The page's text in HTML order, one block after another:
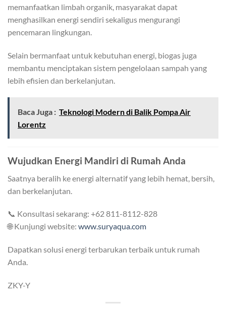
memanfaatkan limbah organik, masyarakat dapat
menghasilkan energi sendiri sekaligus mengurangi
pencemaran lingkungan.
Selain bermanfaat untuk kebutuhan energi, biogas juga
membantu menciptakan sistem pengelolaan sampah yang
lebih efisien dan berkelanjutan.
Baca Juga : Teknologi Modern di Balik Pompa Air
Lorentz
Wujudkan Energi Mandiri di Rumah Anda
Saatnya beralih ke energi alternatif yang lebih hemat, bersih,
dan berkelanjutan.
📞 Konsultasi sekarang: +62 811-8112-828
🌐 Kunjungi website: www.suryaqua.com
Dapatkan solusi energi terbarukan terbaik untuk rumah
Anda.
ZKY-Y